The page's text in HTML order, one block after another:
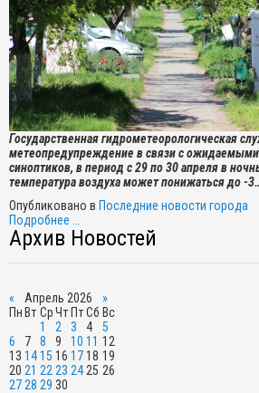
Государственная гидрометеорологическая
метеопредупреждение в связи с
синоптиков, в период с 29 по 30 апреля в
температура воздуха может понижаться до -
Опубликовано в Последние новости города
Подробнее ...
Архив Новостей
« Апрель 2026
»
ПнВт СрЧтПтСб Вс
1
2 3 4
5
6
7 8 9 10 11 12
13 1415 16 1718 19
20 21 22 23 24 25 26
27 28 29 30